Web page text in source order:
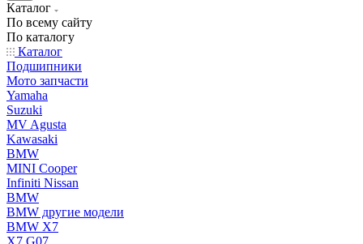
Каталог
По всему сайту
По каталогу
Каталог
Подшипники
Мото запчасти
Yamaha
Suzuki
MV Agusta
Kawasaki
BMW
MINI Cooper
Infiniti Nissan
BMW
BMW другие модели
BMW X7
X7 G07